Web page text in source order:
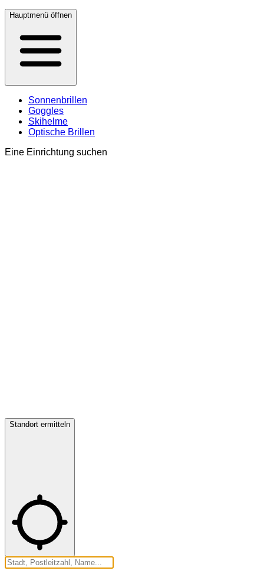
Hauptmenü öffnen
Sonnenbrillen
Goggles
Skihelme
Optische Brillen
Eine Einrichtung suchen
Standort ermitteln